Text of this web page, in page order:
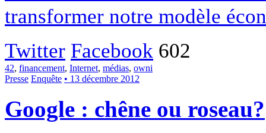
transformer notre modèle
Twitter Facebook 602
42, financement, Internet, médias, owni
Presse Enquête • 13 décembre 2012
Google : chêne ou roseau?